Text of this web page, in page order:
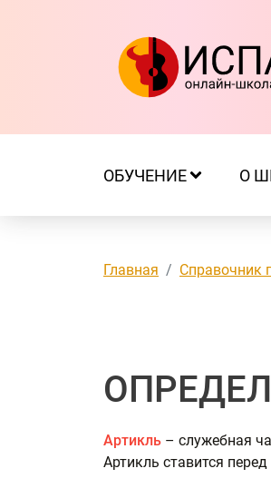
ОБУЧЕНИЕ О
Главная Справочник
Артикль – служебная
Артикль ставится